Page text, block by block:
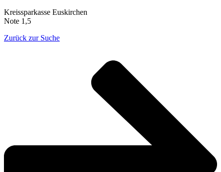
Kreissparkasse Euskirchen
Note 1,5
Zurück zur Suche